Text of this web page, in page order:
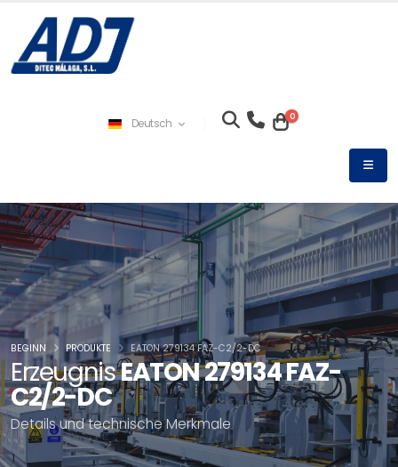
Deutsch 0
ErzeugnisEATON 279134 FAZ-
C2/2-DC
Details und technische Merkmale
BEGINN PRODUKTE EATON 279134 FAZ-C2/2-DC